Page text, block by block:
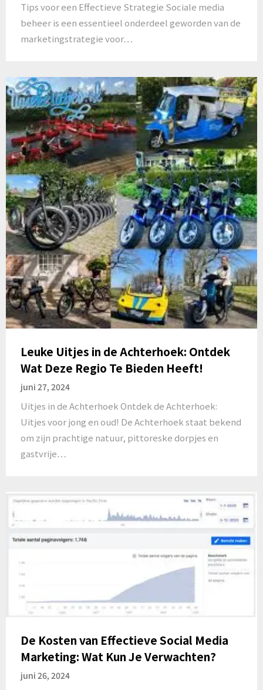
Tips voor een Effectieve Strategie Sociale media
beheer is een essentieel onderdeel geworden van de
marketingstrategie voor…
Leuke Uitjes in de Achterhoek: Ontdek
Wat Deze Regio Te Bieden Heeft!
juni 27, 2024
Uitjes in de Achterhoek Ontdek de Achterhoek:
Uitjes voor jong en oud! De Achterhoek staat bekend
om zijn prachtige natuur, pittoreske dorpjes en
gastvrije…
De Kosten van Effectieve Social Media
Marketing: Wat Kun Je Verwachten?
juni 26, 2024